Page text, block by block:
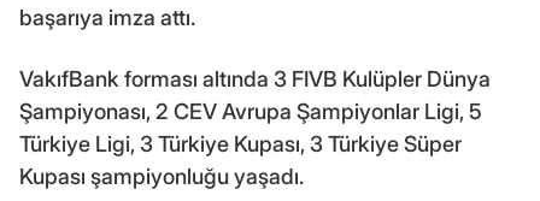
başarıya imza attı.
VakıfBank forması altında 3 FIVB Kulüpler Dünya
Şampiyonası, 2 CEV Avrupa Şampiyonlar Ligi, 5
Türkiye Ligi, 3 Türkiye Kupası, 3 Türkiye Süper
Kupası şampiyonluğu yaşadı.